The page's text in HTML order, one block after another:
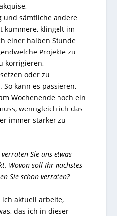
und sämtliche andere
kümmere, klingelt im
einer halben Stunde
Projekte zu
korrigieren,
oder zu
kann es passieren,
Wochenende noch ein
wenngleich ich das
immer stärker zu
Sie uns etwas
Wovon soll Ihr nächstes
Sie schon verraten?
ich aktuell arbeite,
das ich in dieser